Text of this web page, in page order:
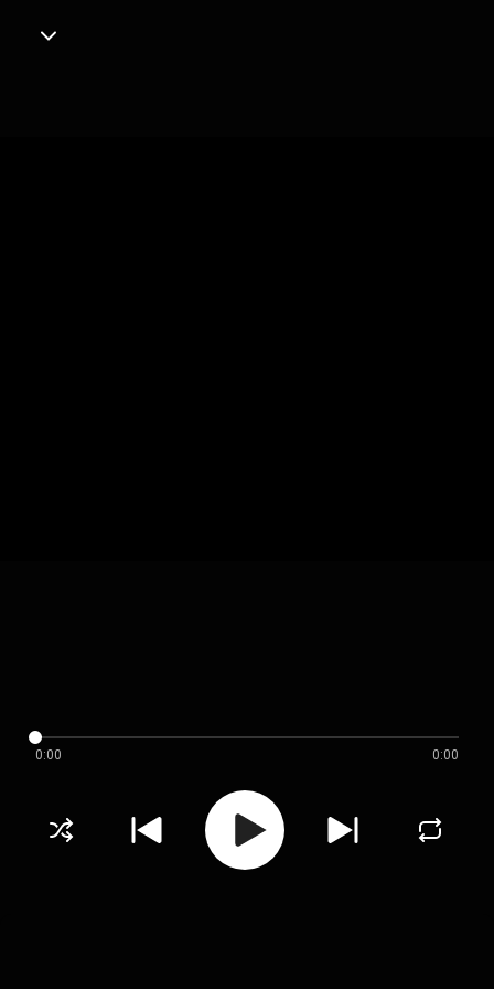
0:00 0:00